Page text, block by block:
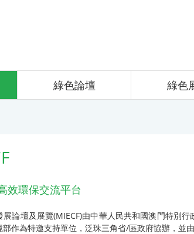
綠色論壇 綠色
效環保交流平台
論壇及展覽(MIECF)由中華人民共和國澳門特別
作為特邀支持單位，泛珠三角省/區政府協辦，並